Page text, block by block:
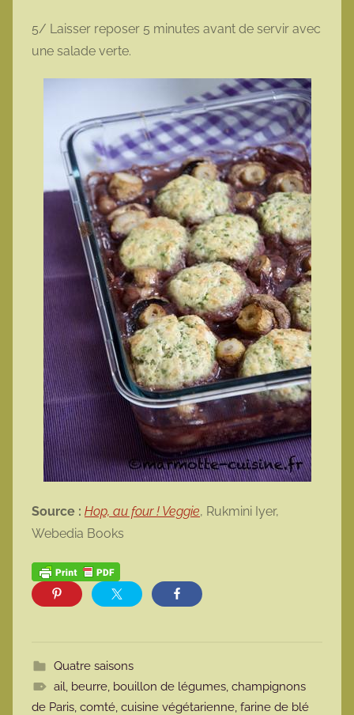
5/ Laisser reposer 5 minutes avant de servir avec
une salade verte.
Source : Hop, au four ! Veggie, Rukmini Iyer,
Webedia Books
Quatre saisons
ail, beurre, bouillon de légumes, champignons
de Paris, comté, cuisine végétarienne, farine de blé